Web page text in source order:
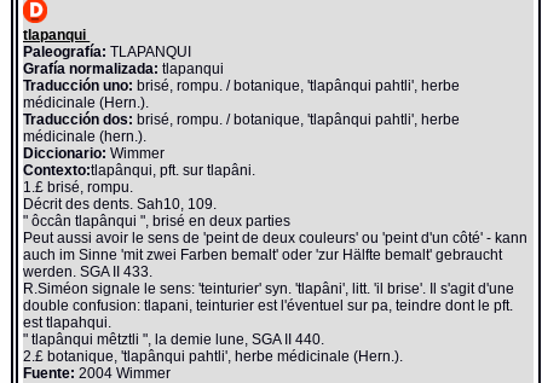
tlapanqui
Paleografía: TLAPANQUI
Grafía normalizada: tlapanqui
Traducción uno: brisé, rompu. / botanique, 'tlapânqui pahtli', herbe
médicinale (Hern.).
Traducción dos: brisé, rompu. / botanique, 'tlapânqui pahtli', herbe
médicinale (hern.).
Diccionario:Wimmer
Contexto:tlapânqui, pft. sur tlapâni.
1.£ brisé, rompu.
Décrit des dents. Sah10, 109.
" ôccân tlapânqui ", brisé en deux parties
Peut aussi avoir le sens de 'peint de deux couleurs' ou 'peint d'un côté' - kann
auch im Sinne 'mit zwei Farben bemalt' oder 'zur Hälfte bemalt' gebraucht
werden. SGA II 433.
R.Siméon signale le sens: 'teinturier' syn. 'tlapâni', litt. 'il brise'. Il s'agit d'une
double confusion: tlapani, teinturier est l'éventuel sur pa, teindre dont le pft.
est tlapahqui.
" tlapânqui mêtztli ", la demie lune, SGA II 440.
2.£ botanique, 'tlapânqui pahtli', herbe médicinale (Hern.).
Fuente: 2004 Wimmer